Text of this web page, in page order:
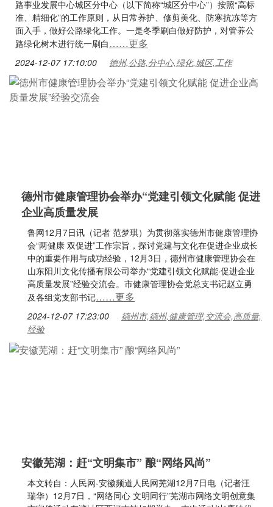
路事业发展中心城区分中心（以下简称“城区分中心”）按照“高标
准、精细化”的工作原则，从日常养护、修剪美化、防寒抗冻等方
面入手，做好公路绿化工作。一是冬季刷白做好防护，对管养公
路绿化树木进行统一刷白……更多
2024-12-07 17:10:00 德州,公路,分中心,绿化,城区,工作
德州市健康管理协会举办“党建引领文化赋能 促进
企业高质量发展
鲁网12月7日讯（记者 范梦琪）为贯彻落实德州市健康管理协
会“两健康 双促进”工作宗旨，探讨党建与文化在促进企业成长
中的重要作用与成功经验，12月3日，德州市健康管理协会在
山东阳川文化传播有限公司举办“党建引领文化赋能·促进企业
高质量发展”经验交流会。市健康管理协会党总支书记赵立勇
及各组党支部书记……更多
2024-12-07 17:23:00
德州市,德州,健康管理,交流会,高质量,
经验
安徽芜湖：赶“文明集市” 酿“网络风尚”
本文转自：人民网-安徽频道人民网芜湖12月7日电（记者汪
瑞华）12月7日，“网络同心 文明同行”芜湖市网络文明创意集